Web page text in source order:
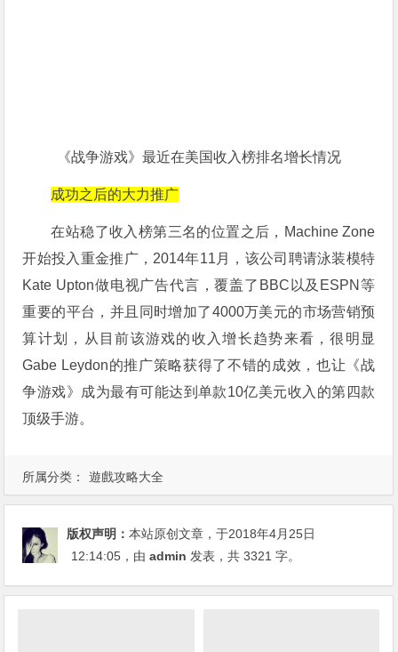
所属分类： 遊戲攻略大全
《战争游戏》最近在美国收入榜排名增长情况
成功之后的大力推广
在站稳了收入榜第三名的位置之后，Machine Zone
开始投入重金推广，2014年11月，该公司聘请泳装模特
Kate Upton做电视广告代言，覆盖了BBC以及ESPN等
重要的平台，并且同时增加了4000万美元的市场营销预
算计划，从目前该游戏的收入增长趋势来看，很明显
Gabe Leydon的推广策略获得了不错的成效，也让《战
争游戏》成为最有可能达到单款10亿美元收入的第四款
顶级手游。
版权声明：本站原创文章，于2018年4月25日
12:14:05 ，由admin 发表，共 3321 字。